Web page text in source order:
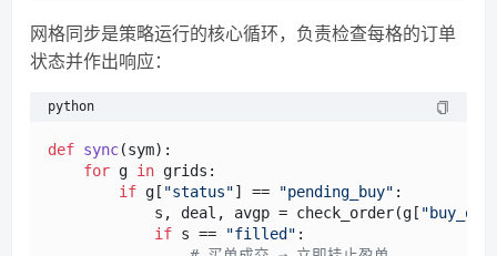
网格同步是策略运行的核心循环，负责检查每格的订单
状态并作出响应：
python
def sync(sym):
for g in grids:
if g[ "status"] == "pending_buy" :
            s, deal, avgp = check_order(g[
if s == "filled" :